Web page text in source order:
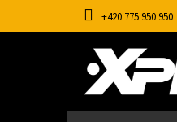
+420 775 950 950